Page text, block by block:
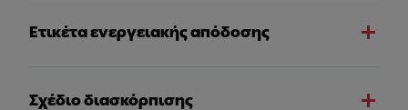
Ετικέτα ενεργειακής απόδοσης
Σχέδιο διασκόρπισης